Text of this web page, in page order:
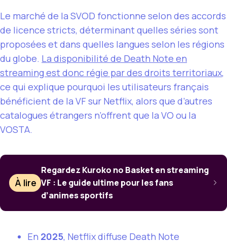
Le marché de la SVOD fonctionne selon des accords
de licence stricts, déterminant quelles séries sont
proposées et dans quelles langues selon les régions
du globe. La disponibilité de Death Note en
streaming est donc régie par des droits territoriaux,
ce qui explique pourquoi les utilisateurs français
bénéficient de la VF sur Netflix, alors que d’autres
catalogues étrangers n’offrent que la VO ou la
VOSTA.
À lire
Regardez Kuroko no Basket en streaming
VF : Le guide ultime pour les fans
d’animes sportifs
En 2025, Netflix diffuse Death Note